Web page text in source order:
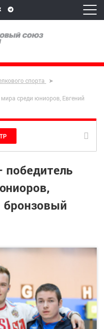
спорта
среди юниоров, Евгений
победитель
бронзовый